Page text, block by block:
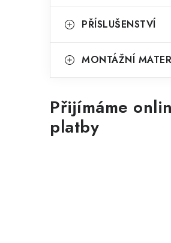
PŘÍSLUŠENSTVÍ
MONTÁŽNÍ
Přijímáme
platby